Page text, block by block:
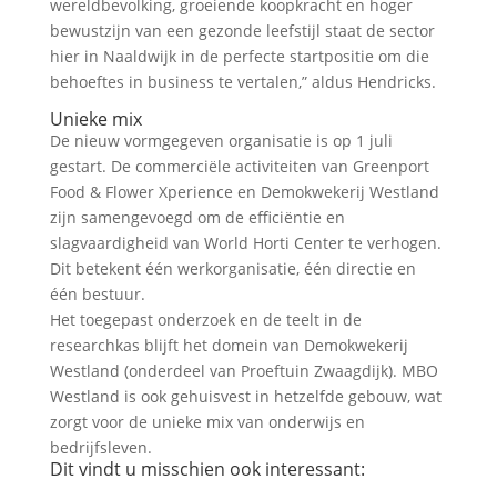
wereldbevolking, groeiende koopkracht en hoger
bewustzijn van een gezonde leefstijl staat de sector
hier in Naaldwijk in de perfecte startpositie om die
behoeftes in business te vertalen,” aldus Hendricks.
Unieke mix
De nieuw vormgegeven organisatie is op 1 juli
gestart. De commerciële activiteiten van Greenport
Food & Flower Xperience en Demokwekerij Westland
zijn samengevoegd om de efficiëntie en
slagvaardigheid van World Horti Center te verhogen.
Dit betekent één werkorganisatie, één directie en
één bestuur.
Het toegepast onderzoek en de teelt in de
researchkas blijft het domein van Demokwekerij
Westland (onderdeel van Proeftuin Zwaagdijk). MBO
Westland is ook gehuisvest in hetzelfde gebouw, wat
zorgt voor de unieke mix van onderwijs en
bedrijfsleven.
Dit vindt u misschien ook interessant: